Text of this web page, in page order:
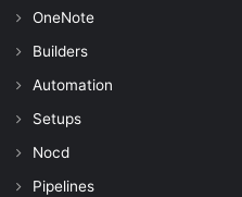
OneNote
Builders
Automation
Setups
Nocd
Pipelines